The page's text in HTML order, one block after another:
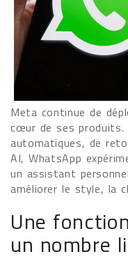
Meta continue de
cœur de ses produits.
automatiques, de
AI, WhatsApp
un assistant
améliorer le style, la
Une
un nombre